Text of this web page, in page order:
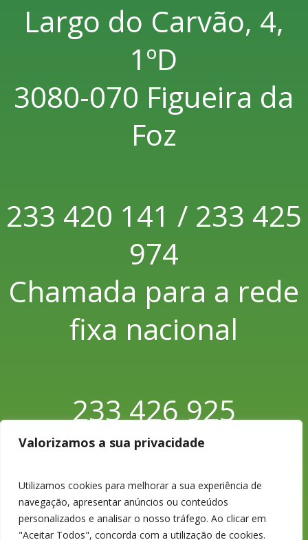
Valorizamos a sua privacidade
Utilizamos cookies para melhorar a sua experiência de
navegação, apresentar anúncios ou conteúdos
personalizados e analisar o nosso tráfego. Ao clicar em
"Aceitar Todos", concorda com a utilização de cookies.
Largo do Carvão, 4,
1ºD
3080-070 Figueira da
Foz
233 420 141 / 233 425
974
Chamada para a rede
fixa nacional
233 426 925
Chamada para a rede
fixa nacional